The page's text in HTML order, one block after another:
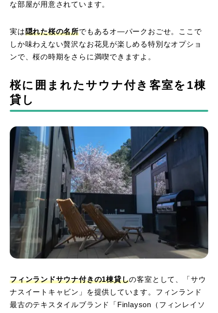
な部屋が用意されています。
実は隠れた桜の名所でもあるオ―パークおごせ。ここで
しか味わえない贅沢なお花見が楽しめる特別なオプショ
ンで、桜の時期をさらに満喫できますよ。
桜に囲まれたサウナ付き客室を1棟
貸し
フィンランドサウナ付きの1棟貸しの客室として、「サウ
ナスイートキャビン」を提供しています。フィンランド
最古のテキスタイルブランド「Finlayson（フィンレイソ